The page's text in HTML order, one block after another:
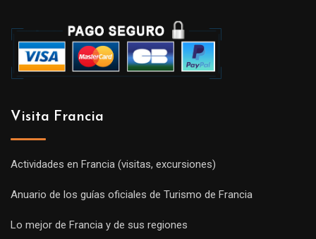
Visita Francia
Actividades en Francia (visitas, excursiones)
Anuario de los guías oficiales de Turismo de Francia
Lo mejor de Francia y de sus regiones